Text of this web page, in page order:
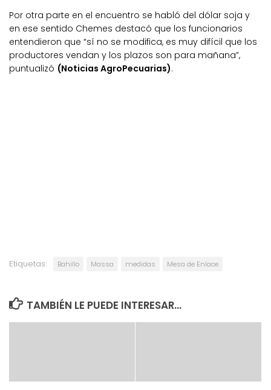
Por otra parte en el encuentro se habló del dólar soja y
en ese sentido Chemes destacó que los funcionarios
entendieron que “sí no se modifica, es muy difícil que los
productores vendan y los plazos son para mañana”,
puntualizó (Noticias AgroPecuarias).
Etiquetas: Bahillo Massa medidas Mesa de Enlace
TAMBIÉN LE PUEDE INTERESAR...